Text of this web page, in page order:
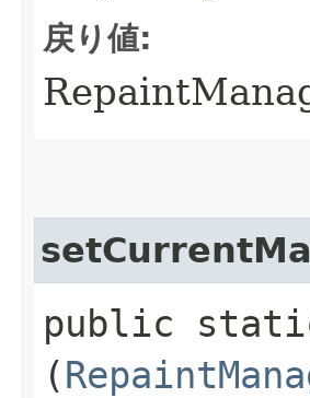
戻り値:
public
(